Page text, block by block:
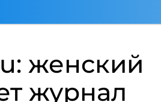
женский
журнал